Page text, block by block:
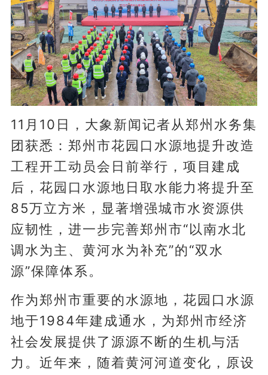
11月10日，大象新闻记者从郑州水务集
团获悉：郑州市花园口水源地提升改造
工程开工动员会日前举行，项目建成
后，花园口水源地日取水能力将提升至
85万立方米，显著增强城市水资源供
应韧性，进一步完善郑州市“以南水北
调水为主、黄河水为补充”的“双水
源”保障体系。
作为郑州市重要的水源地，花园口水源
地于1984年建成通水，为郑州市经济
社会发展提供了源源不断的生机与活
力。近年来，随着黄河河道变化，原设